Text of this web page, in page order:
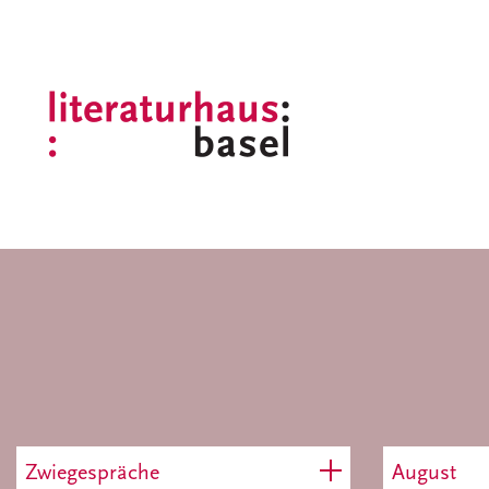
Zwiegespräche August